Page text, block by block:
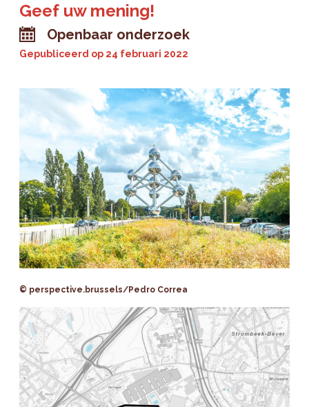
Geef uw mening!
Openbaar onderzoek
Gepubliceerd op 24 februari 2022
© perspective.brussels/Pedro Correa